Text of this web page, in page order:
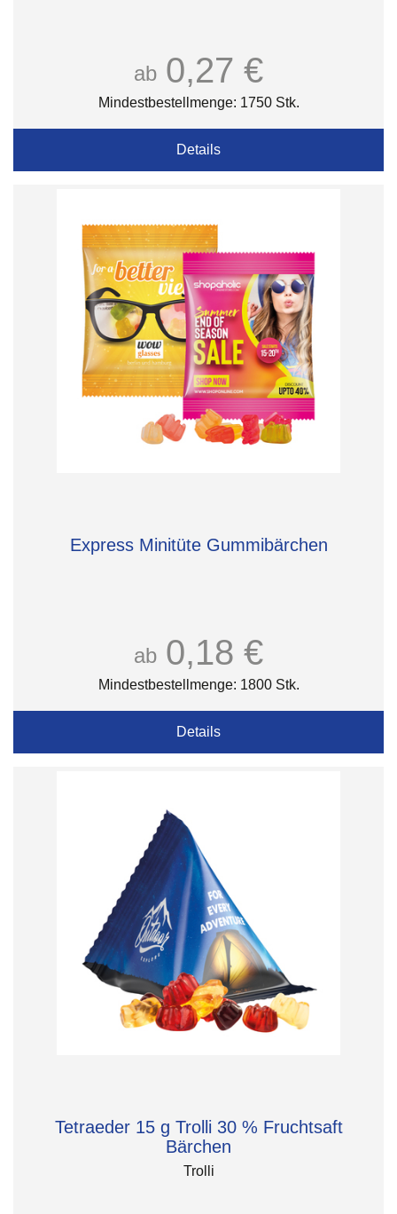
ab 0,27 €
Mindestbestellmenge: 1750 Stk.
Details
Express Minitüte Gummibärchen
ab 0,18 €
Mindestbestellmenge: 1800 Stk.
Details
Tetraeder 15 g Trolli 30 % Fruchtsaft
Bärchen
Trolli